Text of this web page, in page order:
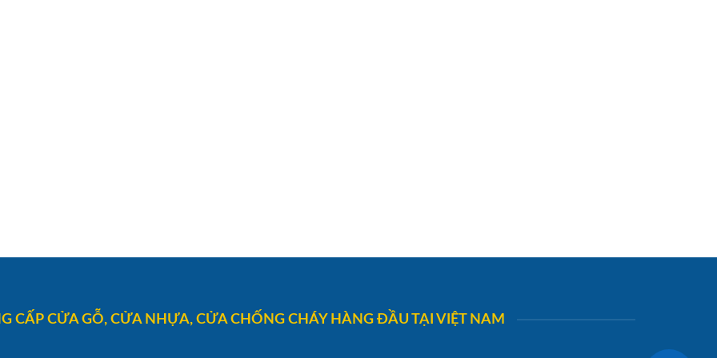
CẤP CỬA GỖ, CỬA NHỰA, CỬA CHỐNG CHÁY HÀNG ĐẦU TẠI VIỆT NAM